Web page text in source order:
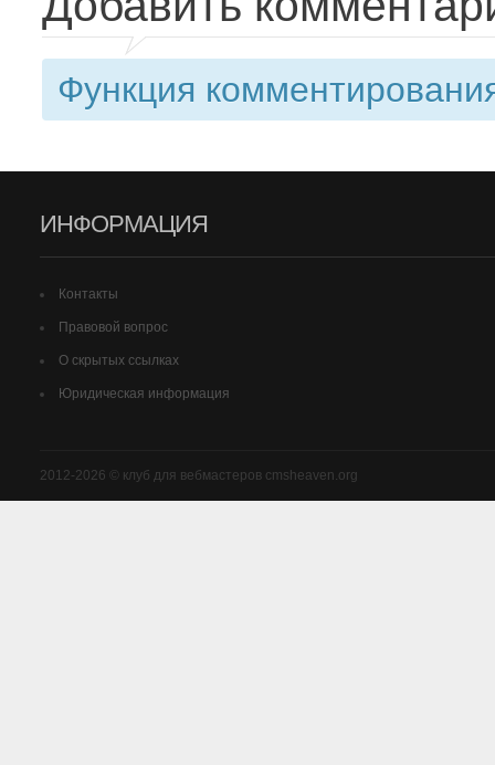
Функция
ИНФОРМАЦИЯ
Контакты
Правовой вопрос
О скрытых ссылках
Юридическая информация
2012-2026 © клуб для вебмастеров cmsheaven.org